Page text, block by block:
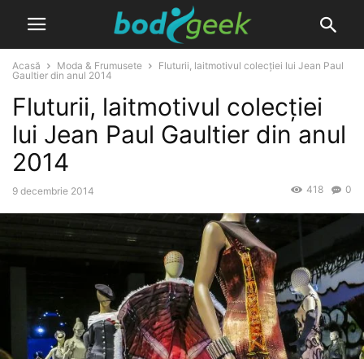
Acasă Moda & Frumusete
Fluturii, laitmotivul colecției lui Jean Paul
Gaultier din anul 2014
Fluturii, laitmotivul colecției
lui Jean Paul Gaultier din anul
2014
9 decembrie 2014 0
418